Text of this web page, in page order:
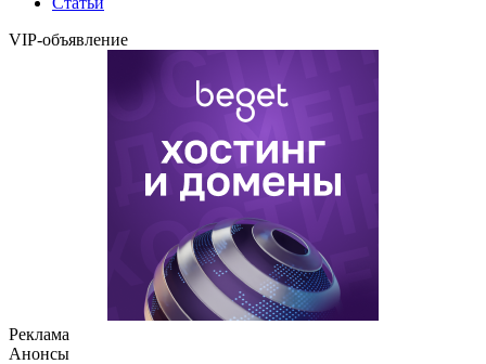
VIP-объявление
Реклама
Анонсы